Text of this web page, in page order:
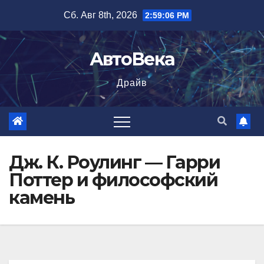
содержимому
Сб. Авг 8th, 2026 2:59:07 PM
АвтоВека
Драйв
Дж. К. Роулинг — Гарри
Поттер и философский
камень